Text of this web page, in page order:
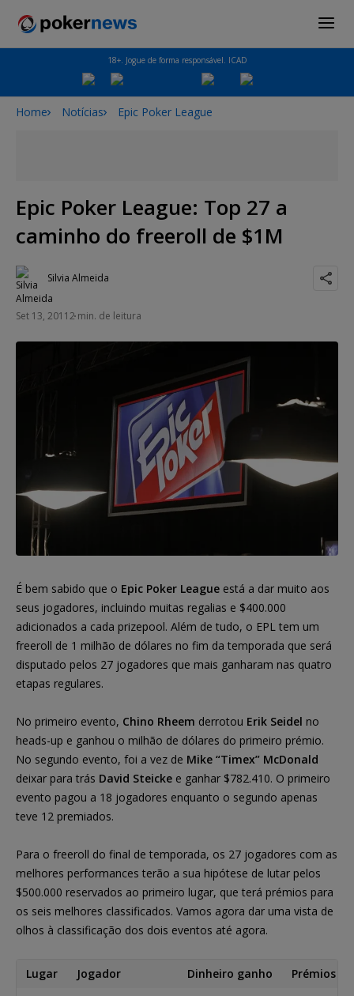
18+. Jogue de forma responsável. ICAD
Home Notícias Epic Poker League
Epic Poker League: Top 27 a
caminho do freeroll de $1M
Silvia Almeida
Set 13, 20112 min. de leitura
É bem sabido que o Epic Poker League está a dar muito aos
seus jogadores, incluindo muitas regalias e $400.000
adicionados a cada prizepool. Além de tudo, o EPL tem um
freeroll de 1 milhão de dólares no fim da temporada que será
disputado pelos 27 jogadores que mais ganharam nas quatro
etapas regulares.
No primeiro evento, Chino Rheem derrotou Erik Seidel no
heads-up e ganhou o milhão de dólares do primeiro prémio.
No segundo evento, foi a vez de Mike “Timex” McDonald
deixar para trás David Steicke e ganhar $782.410. O primeiro
evento pagou a 18 jogadores enquanto o segundo apenas
teve 12 premiados.
Para o freeroll do final de temporada, os 27 jogadores com as
melhores performances terão a sua hipótese de lutar pelos
$500.000 reservados ao primeiro lugar, que terá prémios para
os seis melhores classificados. Vamos agora dar uma vista de
olhos à classificação dos dois eventos até agora.
Lugar Jogador Dinheiro ganho Prémios